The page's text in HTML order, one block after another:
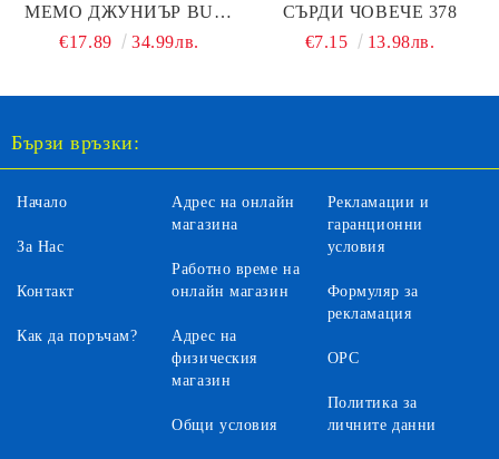
МЕМО ДЖУНИЪР BUKI
BK5603
€17.89 34.99лв.
СЪРДИ ЧОВЕЧЕ 378
€7.15
13.98лв.
Бързи връзки:
Начало
За Нас
Контакт
Как да поръчам?
Адрес на онлайн
магазина
Работно време на
онлайн магазин
Адрес на
физическия
магазин
Общи условия
Рекламации и
гаранционни
условия
Формуляр за
рекламация
ОРС
Политика за
личните данни